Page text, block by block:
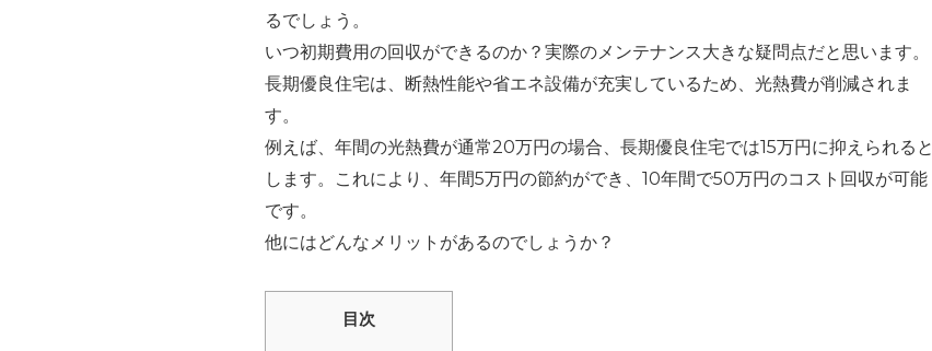
るでしょう。
いつ初期費用の回収ができるのか？実際のメンテナンス大きな疑問点だと思います。
長期優良住宅は、断熱性能や省エネ設備が充実しているため、光熱費が削減されま
す。
例えば、年間の光熱費が通常20万円の場合、長期優良住宅では15万円に抑えられると
します。これにより、年間5万円の節約ができ、10年間で50万円のコスト回収が可能
です。
他にはどんなメリットがあるのでしょうか？
目次